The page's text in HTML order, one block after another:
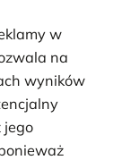
w
na
wyników
jego